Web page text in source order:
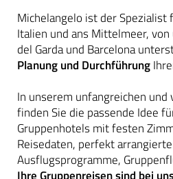
Michelangelo ist der Spezialist
Italien und ans Mittelmeer,
del Garda und Barcelona
Planung und Durchführung
In unserem unfangreichen
finden Sie die passende Idee
Gruppenhotels mit festen
Reisedaten, perfekt
Ausflugsprogramme,
Ihre Gruppenreisen sind bei